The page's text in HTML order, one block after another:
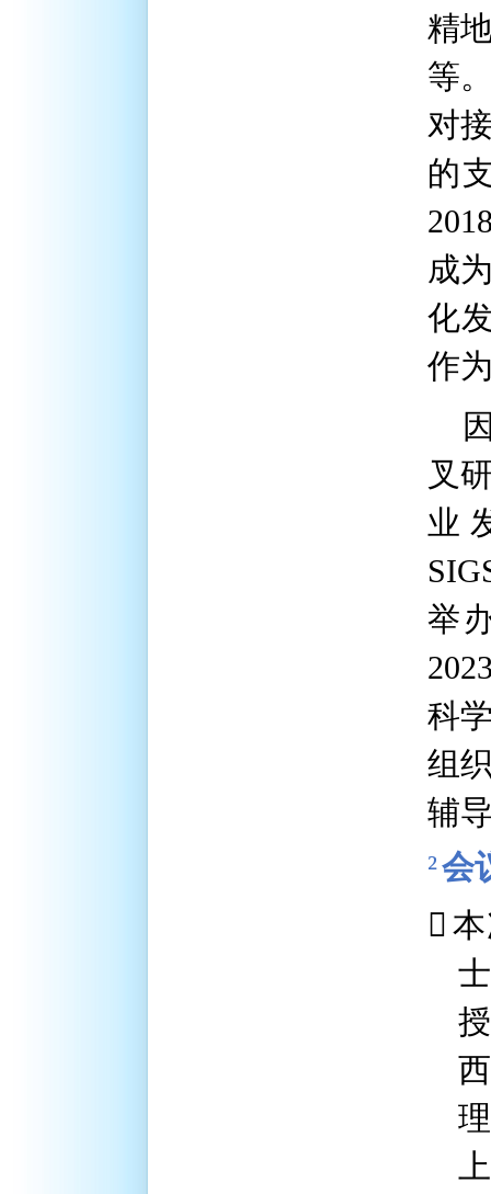
精
等
对
的
成
化
作
叉
业
举
科
组
辅
²会
